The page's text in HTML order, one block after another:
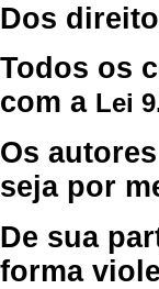
Dos
Todos os
com a Lei
Os
seja por
De sua
forma